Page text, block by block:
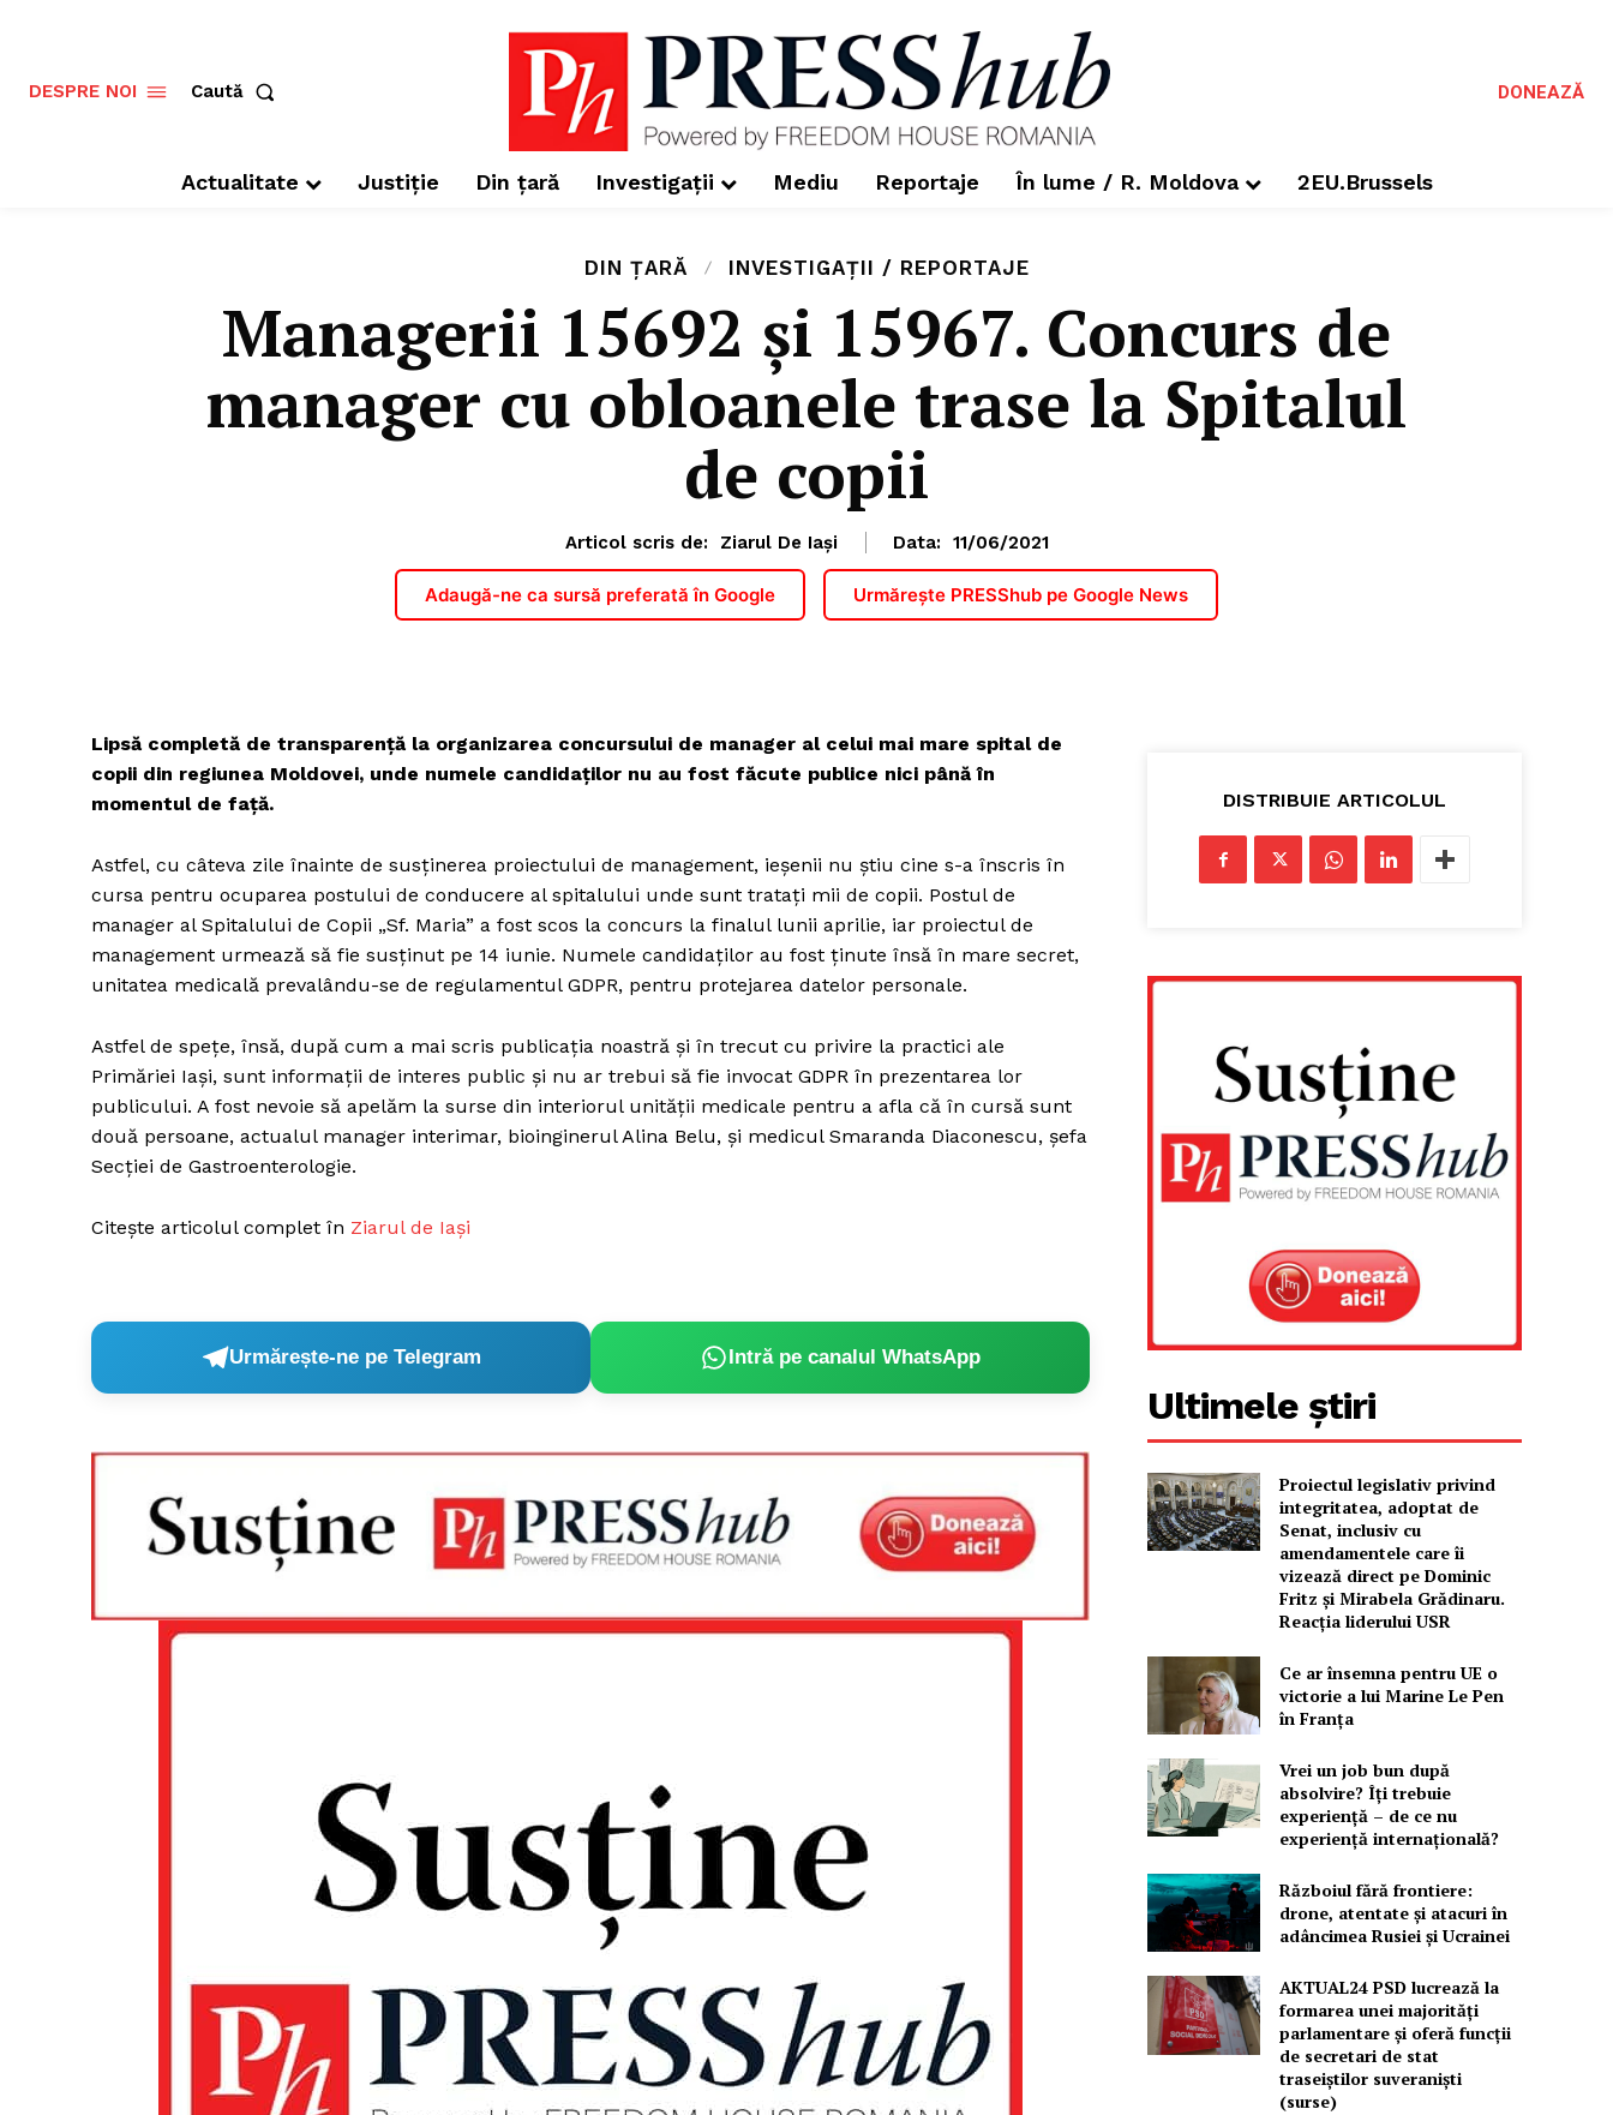
DESPRE NOI Caută DONEAZĂ
Actualitate Justiție Din țară Investigații Mediu Reportaje În lume / R. Moldova 2EU.Brussels
DIN ȚARĂ INVESTIGAȚII / REPORTAJE
Managerii 15692 şi 15967. Concurs de
manager cu obloanele trase la Spitalul
de copii
Articol scris de: Ziarul De Iași Data: 11/06/2021
Adaugă-ne ca sursă preferată în Google Urmărește PRESShub pe Google News
Lipsă completă de transparenţă la organizarea concursului de manager al celui mai mare spital de
copii din regiunea Moldovei, unde numele candidaţilor nu au fost făcute publice nici până în
momentul de faţă.
Astfel, cu câteva zile înainte de susţinerea proiectului de management, ieşenii nu ştiu cine s-a înscris în
cursa pentru ocuparea postului de conducere al spitalului unde sunt trataţi mii de copii. Postul de
manager al Spitalului de Copii „Sf. Maria” a fost scos la concurs la finalul lunii aprilie, iar proiectul de
management urmează să fie susţinut pe 14 iunie. Numele candidaţilor au fost ţinute însă în mare secret,
unitatea medicală prevalându-se de regulamentul GDPR, pentru protejarea datelor personale.
Astfel de speţe, însă, după cum a mai scris publicaţia noastră şi în trecut cu privire la practici ale
Primăriei Iaşi, sunt informaţii de interes public şi nu ar trebui să fie invocat GDPR în prezentarea lor
publicului. A fost nevoie să apelăm la surse din interiorul unităţii medicale pentru a afla că în cursă sunt
două persoane, actualul manager interimar, bioinginerul Alina Belu, şi medicul Smaranda Diaconescu, şefa
Secţiei de Gastroenterologie.
Citește articolul complet în Ziarul de Iași
Urmărește-ne pe Telegram Intră pe canalul WhatsApp
DISTRIBUIE ARTICOLUL
Ultimele știri
Proiectul legislativ privind
integritatea, adoptat de
Senat, inclusiv cu
amendamentele care îi
vizează direct pe Dominic
Fritz și Mirabela Grădinaru.
Reacția liderului USR
Ce ar însemna pentru UE o
victorie a lui Marine Le Pen
în Franța
Vrei un job bun după
absolvire? Îți trebuie
experiență – de ce nu
experiență internațională?
Războiul fără frontiere:
drone, atentate și atacuri în
adâncimea Rusiei și Ucrainei
AKTUAL24 PSD lucrează la
formarea unei majorităţi
parlamentare și oferă funcții
de secretari de stat
traseiștilor suveraniști
(surse)